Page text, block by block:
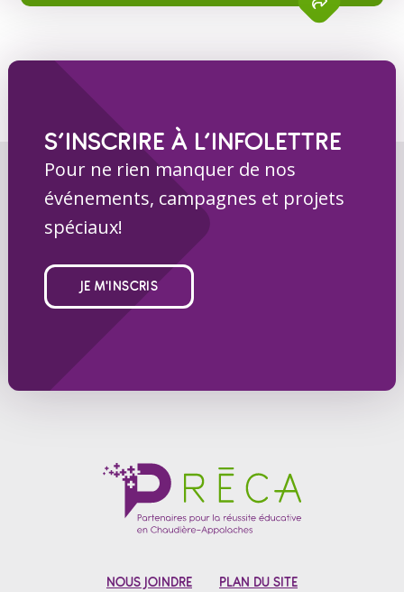
S’INSCRIRE À L’INFOLETTRE
Pour ne rien manquer de nos
événements, campagnes et projets
spéciaux!
JE M'INSCRIS
NOUS JOINDRE PLAN DU SITE